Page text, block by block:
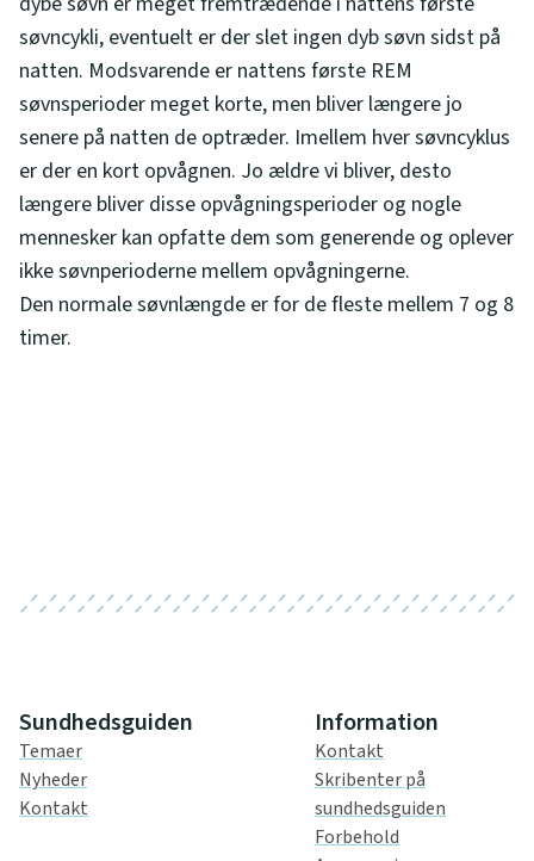
søvncykli, eventuelt er der slet ingen dyb søvn sidst på
natten. Modsvarende er nattens første REM
søvnsperioder meget korte, men bliver længere jo
senere på natten de optræder. Imellem hver søvncyklus
er der en kort opvågnen. Jo ældre vi bliver, desto
længere bliver disse opvågningsperioder og nogle
mennesker kan opfatte dem som generende og oplever
ikke søvnperioderne mellem opvågningerne.
Den normale søvnlængde er for de fleste mellem 7 og 8
timer.
Sundhedsguiden
Temaer
Nyheder
Kontakt
Information
Kontakt
Skribenter på
sundhedsguiden
Forbehold